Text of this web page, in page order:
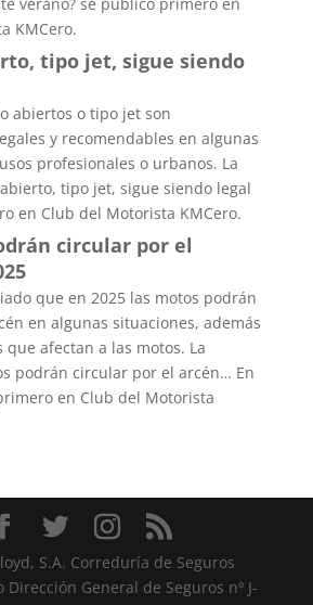
KMCero.
tipo jet, sigue siendo
abiertos o tipo jet son
y recomendables en algunas
profesionales o urbanos. La
tipo jet, sigue siendo legal
en Club del Motorista KMCero.
circular por el
que en 2025 las motos podrán
en algunas situaciones, además
afectan a las motos. La
podrán circular por el arcén… En
en Club del Motorista
S.A. Correduría de Seguros
General de Seguros nº J-